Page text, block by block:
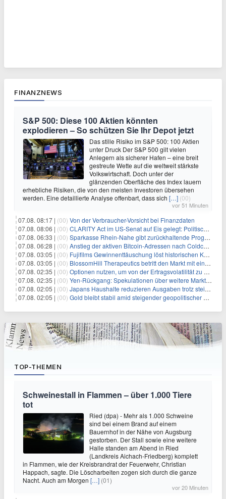
FINANZNEWS
S&P 500: Diese 100 Aktien könnten
explodieren – So schützen Sie Ihr Depot jetzt
Das stille Risiko im S&P 500: 100 Aktien
unter Druck Der S&P 500 gilt vielen
Anlegern als sicherer Hafen – eine breit
gestreute Wette auf die weltweit stärkste
Volkswirtschaft. Doch unter der
glänzenden Oberfläche des Index lauern
erhebliche Risiken, die von den meisten Investoren übersehen
werden. Eine detaillierte Analyse offenbart, dass sich […] (00)
vor 51 Minuten
07.08. 08:17 | (00) Von der Verbraucher-Vorsicht bei Finanzdaten
07.08. 08:06 | (00) CLARITY Act im US-Senat auf Eis gelegt: Politische Differenzen verzögern Krypto-Gesetzgebung bis September
07.08. 06:33 | (00) Sparkasse Rhein-Nahe gibt zurückhaltende Prognose
07.08. 06:28 | (00) Anstieg der aktiven Bitcoin-Adressen nach Coldcard-Panik
07.08. 03:05 | (00) Fujifilms Gewinnenttäuschung löst historischen Kursrückgang aus
07.08. 03:05 | (00) BlossomHill Therapeutics betritt den Markt mit einem IPO-Boost von 150 Millionen Dollar
07.08. 02:35 | (00) Optionen nutzen, um von der Ertragsvolatilität zu profitieren
07.08. 02:35 | (00) Yen-Rückgang: Spekulationen über weitere Marktinterventionen nehmen zu
07.08. 02:05 | (00) Japans Haushalte reduzieren Ausgaben trotz steigender Löhne: Ein Warnsignal für das Wachstum
07.08. 02:05 | (00) Gold bleibt stabil amid steigender geopolitischer Spannungen im Persischen Golf
TOP-THEMEN
Schweinestall in Flammen – über 1.000 Tiere
tot
Ried (dpa) - Mehr als 1.000 Schweine
sind bei einem Brand auf einem
Bauernhof in der Nähe von Augsburg
gestorben. Der Stall sowie eine weitere
Halle standen am Abend in Ried
(Landkreis Aichach-Friedberg) komplett
in Flammen, wie der Kreisbrandrat der Feuerwehr, Christian
Happach, sagte. Die Löscharbeiten zogen sich durch die ganze
Nacht. Auch am Morgen […] (01)
vor 20 Minuten